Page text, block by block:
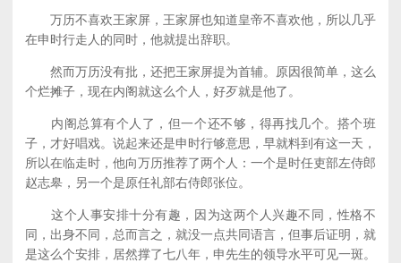
万历不喜欢王家屏，王家屏也知道皇帝不喜欢他，所以几乎
在申时行走人的同时，他就提出辞职。
然而万历没有批，还把王家屏提为首辅。原因很简单，这么
个烂摊子，现在内阁就这么个人，好歹就是他了。
内阁总算有个人了，但一个还不够，得再找几个。搭个班
子，才好唱戏。说起来还是申时行够意思，早就料到有这一天，
所以在临走时，他向万历推荐了两个人：一个是时任吏部左侍郎
赵志皋，另一个是原任礼部右侍郎张位。
这个人事安排十分有趣，因为这两个人兴趣不同，性格不
同，出身不同，总而言之，就没一点共同语言，但事后证明，就
是这么个安排，居然撑了七八年，申先生的领导水平可见一斑。